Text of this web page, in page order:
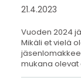
21.4.2023
Vuoden 2024
Mikäli et vielä
mukana olevat